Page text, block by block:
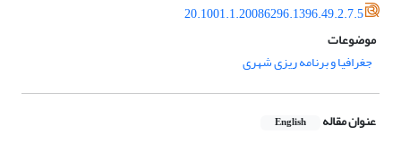
20.1001.1.20086296.1396.49.2.7.5
موضوعات
جغرافیا و برنامه ریزی شهری
عنوان مقاله English